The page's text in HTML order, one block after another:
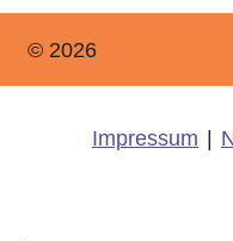
© 2026
Impressum